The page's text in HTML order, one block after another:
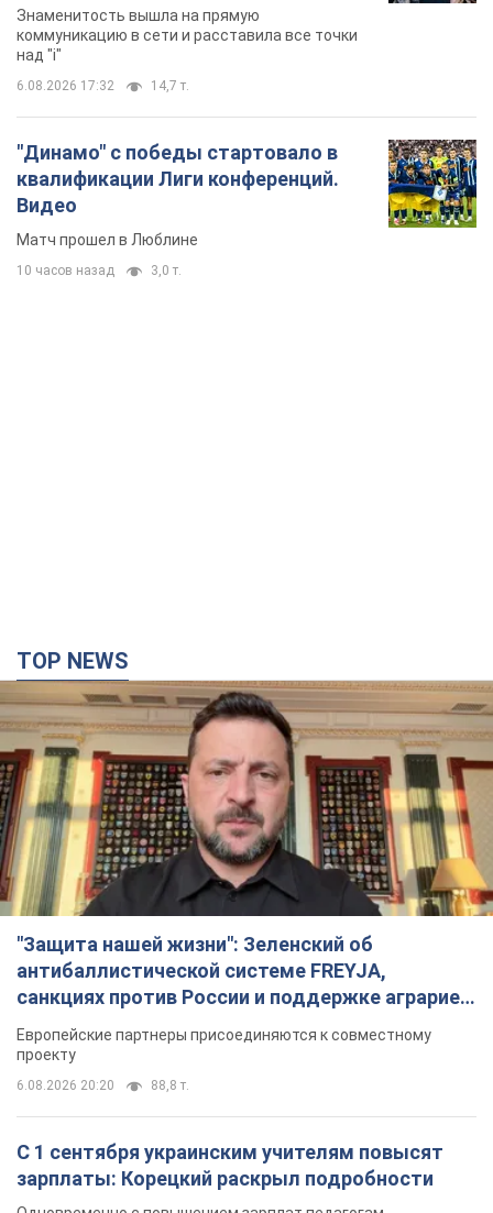
Знаменитость вышла на прямую
коммуникацию в сети и расставила все точки
над "i"
6.08.2026 17:32 14,7 т.
"Динамо" с победы стартовало в
квалификации Лиги конференций.
Видео
Матч прошел в Люблине
10 часов назад 3,0 т.
TOP NEWS
"Защита нашей жизни": Зеленский об
антибаллистической системе FREYJA,
санкциях против России и поддержке аграриев.
Видео
Европейские партнеры присоединяются к совместному
проекту
6.08.2026 20:20 88,8 т.
С 1 сентября украинским учителям повысят
зарплаты: Корецкий раскрыл подробности